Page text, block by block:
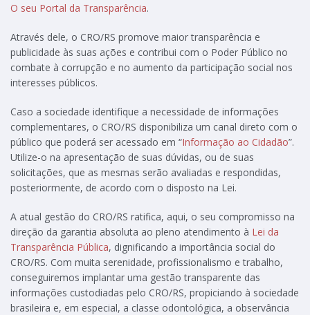
O seu Portal da Transparência.
Através dele, o CRO/RS promove maior transparência e
publicidade às suas ações e contribui com o Poder Público no
combate à corrupção e no aumento da participação social nos
interesses públicos.
Caso a sociedade identifique a necessidade de informações
complementares, o CRO/RS disponibiliza um canal direto com o
público que poderá ser acessado em “Informação ao Cidadão”.
Utilize-o na apresentação de suas dúvidas, ou de suas
solicitações, que as mesmas serão avaliadas e respondidas,
posteriormente, de acordo com o disposto na Lei.
A atual gestão do CRO/RS ratifica, aqui, o seu compromisso na
direção da garantia absoluta ao pleno atendimento à Lei da
Transparência Pública, dignificando a importância social do
CRO/RS. Com muita serenidade, profissionalismo e trabalho,
conseguiremos implantar uma gestão transparente das
informações custodiadas pelo CRO/RS, propiciando à sociedade
brasileira e, em especial, a classe odontológica, a observância